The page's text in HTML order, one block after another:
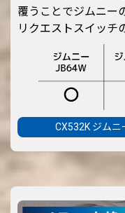
覆うことでジムニー
リクエストスイッチ
CX532K ジム